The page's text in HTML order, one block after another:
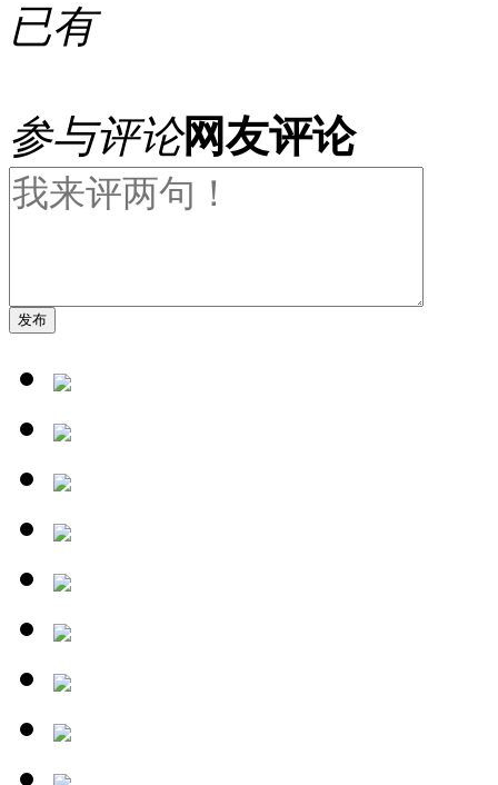
已有
参与评论网友评论